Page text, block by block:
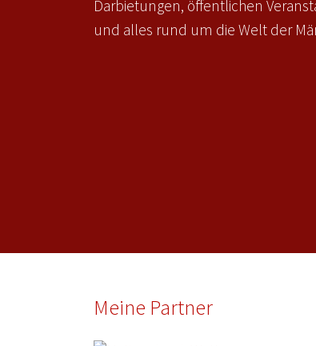
Darbietungen, öffentlichen
und alles rund um die Welt der
Meine Partner